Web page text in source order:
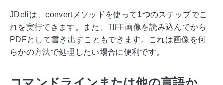
JDeliは、convertメソッドを使って1つのステップでこ
れを実行できます。また、TIFF画像を読み込んでから
PDFとして書き出すこともできます。これは画像を何
らかの方法で処理したい場合に便利です。
コマンドラインまたは他の言語か